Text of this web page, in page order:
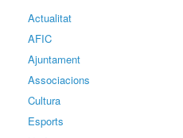
Actualitat
AFIC
Ajuntament
Associacions
Cultura
Esports